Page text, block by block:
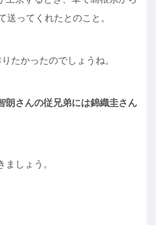
送ってくれたとのこと。
たかったのでしょうね。
朗さんの従兄弟には錦織圭さん
ましょう。